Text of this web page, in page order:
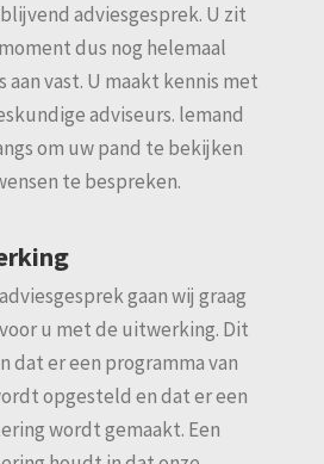
adviesgesprek. U zit
dus nog helemaal
aan vast. U maakt kennis met
adviseurs. lemand
om uw pand te bekijken
te bespreken.
gaan wij graag
u met de uitwerking. Dit
dat er een programma van
opgesteld en dat er een
wordt gemaakt. Een